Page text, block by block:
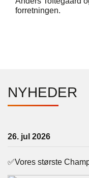
forretningen.
NYHEDER
26. jul 2026
✅Vores største